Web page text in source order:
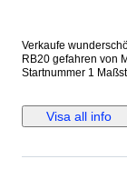
Verkaufe
RB20 gefahren von
Startnummer 1
Visa all info